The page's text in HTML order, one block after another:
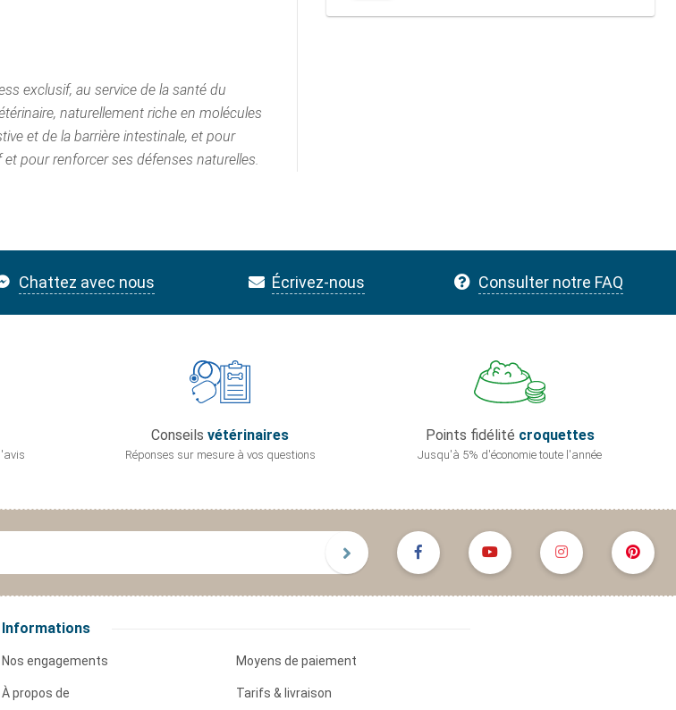
exclusif, au service de la santé du
naturellement riche en molécules
et de la barrière intestinale, et pour
pour renforcer ses défenses naturelles.
Chattez avec nous Écrivez-nous Consulter notre FAQ
Conseils vétérinaires
Réponses sur mesure à vos questions
Points fidélité croquettes
Jusqu'à 5% d'économie toute l'année
Informations
Nos engagements
À propos de
Moyens de paiement
Tarifs & livraison